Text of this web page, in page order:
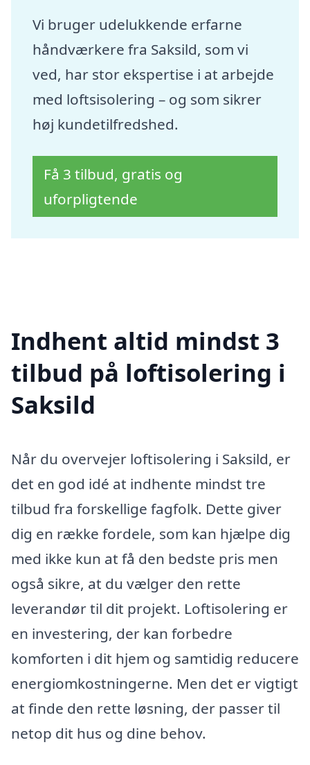
Vi bruger udelukkende erfarne
håndværkere fra Saksild, som vi
ved, har stor ekspertise i at arbejde
med loftsisolering – og som sikrer
høj kundetilfredshed.
Få 3 tilbud, gratis og
uforpligtende
Indhent altid mindst 3
tilbud på loftisolering i
Saksild
Når du overvejer loftisolering i Saksild, er
det en god idé at indhente mindst tre
tilbud fra forskellige fagfolk. Dette giver
dig en række fordele, som kan hjælpe dig
med ikke kun at få den bedste pris men
også sikre, at du vælger den rette
leverandør til dit projekt. Loftisolering er
en investering, der kan forbedre
komforten i dit hjem og samtidig reducere
energiomkostningerne. Men det er vigtigt
at finde den rette løsning, der passer til
netop dit hus og dine behov.